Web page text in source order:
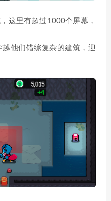
这里有超过1000个屏幕，
他们错综复杂的建筑，迎